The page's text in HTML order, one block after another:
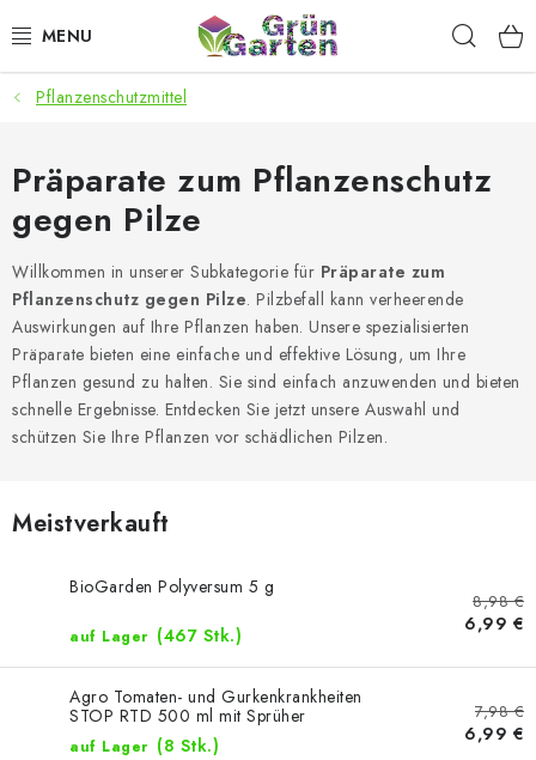
Inhalt
ANGEBOTE
LED PFLANZENLAMPEN
ANBAUBEDARF FÜR DEN HEIMANBAU
AQUARISTIK
MICROGREENS
SMARTER GARTEN
Kontakt
Datenschutzerklärung
Pflanzenschutzmittel
Präparate zum Pflanzenschutz
gegen Pilze
Willkommen in unserer Subkategorie für Präparate zum
Pflanzenschutz gegen Pilze. Pilzbefall kann verheerende
Auswirkungen auf Ihre Pflanzen haben. Unsere spezialisierten
Präparate bieten eine einfache und effektive Lösung, um Ihre
Pflanzen gesund zu halten. Sie sind einfach anzuwenden und bieten
schnelle Ergebnisse. Entdecken Sie jetzt unsere Auswahl und
schützen Sie Ihre Pflanzen vor schädlichen Pilzen.
Meistverkauft
BioGarden Polyversum 5 g
auf Lager (467 Stk.)
8,98 €
6,99 €
Agro Tomaten- und Gurkenkrankheiten
STOP RTD 500 ml mit Sprüher
auf Lager (8 Stk.)
7,98 €
6,99 €